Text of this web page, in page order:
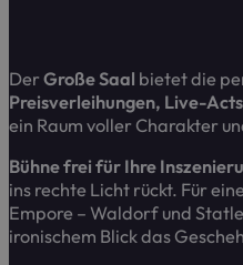
Der Große Saal bietet die
Preisverleihungen, Live-
ein Raum voller Charakter
Bühne frei für Ihre
ins rechte Licht rückt. Für
Empore – Waldorf und
ironischem Blick das